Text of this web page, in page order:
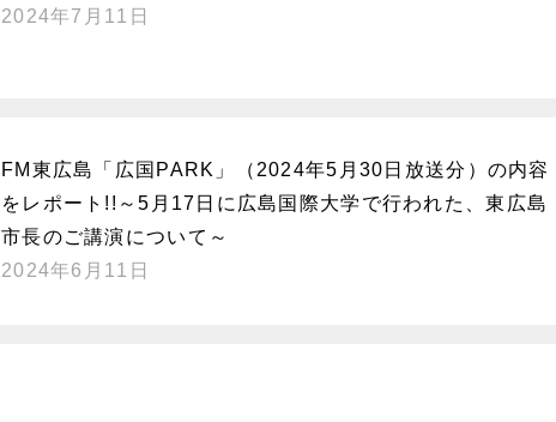
2024年7月11日
FM東広島「広国PARK」（2024年5月30日放送分）の内容
をレポート!!～5月17日に広島国際大学で行われた、東広島
市長のご講演について～
2024年6月11日